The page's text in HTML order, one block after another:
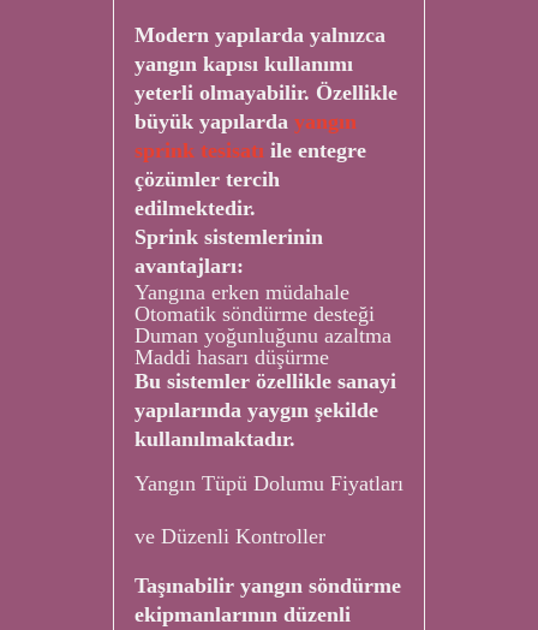
Modern yapılarda yalnızca
yangın kapısı kullanımı
yeterli olmayabilir. Özellikle
büyük yapılarda yangın
sprink tesisatı ile entegre
çözümler tercih
edilmektedir.
Sprink sistemlerinin
avantajları:
Yangına erken müdahale
Otomatik söndürme desteği
Duman yoğunluğunu azaltma
Maddi hasarı düşürme
Bu sistemler özellikle sanayi
yapılarında yaygın şekilde
kullanılmaktadır.
Yangın Tüpü Dolumu Fiyatları
ve Düzenli Kontroller
Taşınabilir yangın söndürme
ekipmanlarının düzenli